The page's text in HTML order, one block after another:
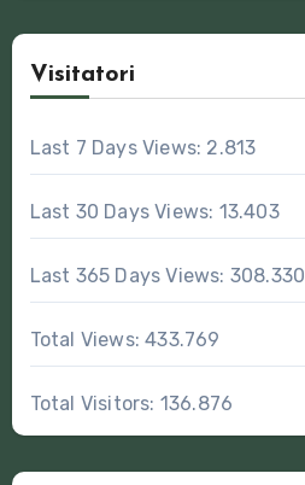
Visitatori
Last 7 Days Views: 2.813
Last 30 Days Views: 13.403
Last 365 Days Views: 308.330
Total Views:433.769
Total Visitors: 136.876